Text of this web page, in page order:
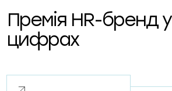
Премія HR-бренд у
цифрах